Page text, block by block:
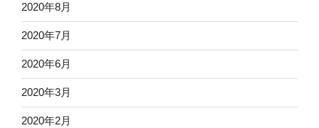
2020年8月
2020年7月
2020年6月
2020年3月
2020年2月